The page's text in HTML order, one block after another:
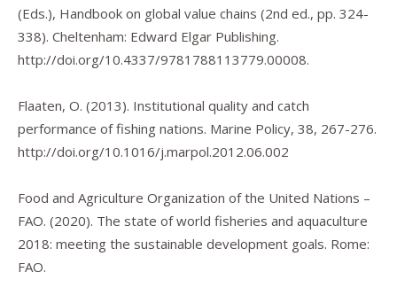
(Eds.), Handbook on global value chains (2nd ed., pp. 324-
338). Cheltenham: Edward Elgar Publishing.
http://doi.org/10.4337/9781788113779.00008.
Flaaten, O. (2013). Institutional quality and catch
performance of fishing nations. Marine Policy, 38, 267-276.
http://doi.org/10.1016/j.marpol.2012.06.002
Food and Agriculture Organization of the United Nations –
FAO. (2020). The state of world fisheries and aquaculture
2018: meeting the sustainable development goals. Rome:
FAO.